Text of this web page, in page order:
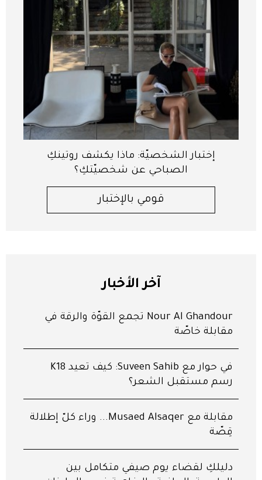
إختبار الشخصيّة: ماذا يكشف روتينكِ
الصباحي عن شخصيّتكِ؟
قومي بالإختبار
آخر الأخبار
Nour Al Ghandour تجمع القوّة والرقّة في
مقابلة خاصّة
في حوار مع Suveen Sahib: كيف تعيد K18
رسم مستقبل الشعر؟
مقابلة مع Musaed Alsaqer... وراء كلّ إطلالة
قِصّة
دليلكِ لقضاء يوم صيفي متكامل بين